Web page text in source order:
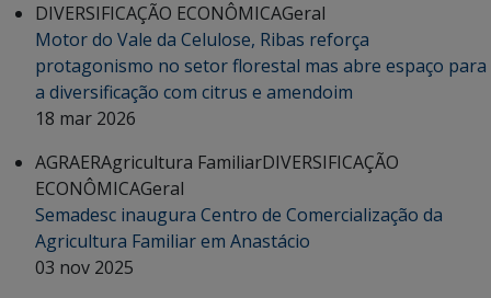
DIVERSIFICAÇÃO ECONÔMICAGeral
Motor do Vale da Celulose, Ribas reforça
protagonismo no setor florestal mas abre espaço para
a diversificação com citrus e amendoim
18 mar 2026
AGRAERAgricultura FamiliarDIVERSIFICAÇÃO
ECONÔMICAGeral
Semadesc inaugura Centro de Comercialização da
Agricultura Familiar em Anastácio
03 nov 2025